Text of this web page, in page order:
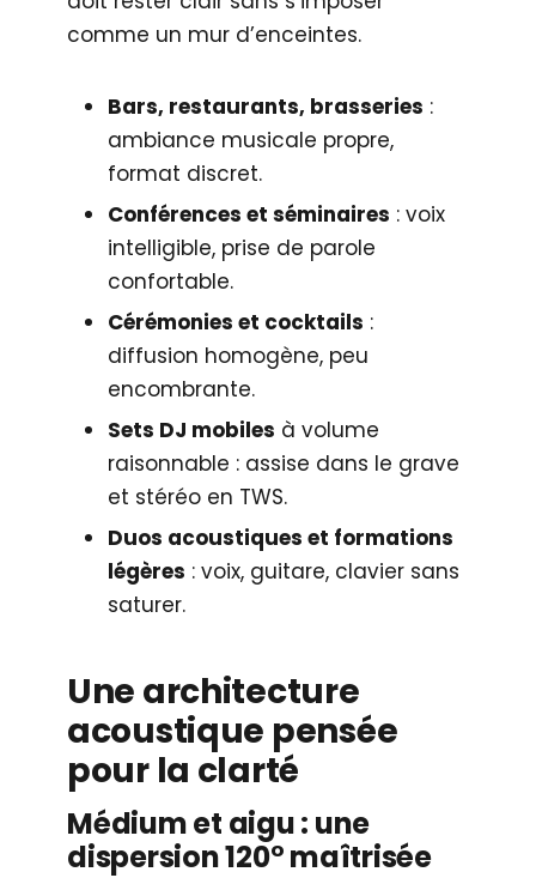
comme un mur d’enceintes.
Bars, restaurants, brasseries :
ambiance musicale propre,
format discret.
Conférences et séminaires : voix
intelligible, prise de parole
confortable.
Cérémonies et cocktails :
diffusion homogène, peu
encombrante.
Sets DJ mobiles à volume
raisonnable : assise dans le grave
et stéréo en TWS.
Duos acoustiques et formations
légères : voix, guitare, clavier sans
saturer.
Une architecture
acoustique pensée
pour la clarté
Médium et aigu : une
dispersion 120° maîtrisée